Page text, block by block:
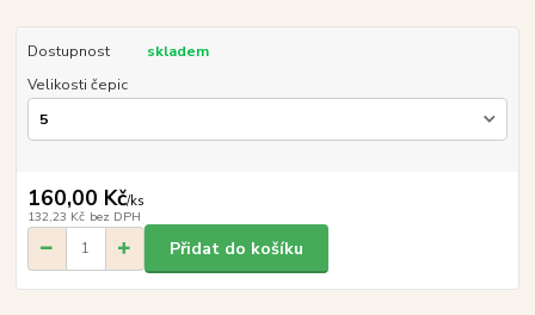
Dostupnost
skladem
Velikosti čepic
160,00 Kč/ks
132,23 Kč bez DPH
Přidat do košíku